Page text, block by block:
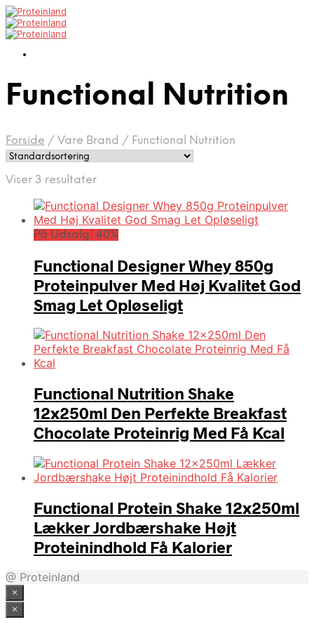
Functional Nutrition
Forside / Vare Brand / Functional Nutrition
Viser 3 resultater
På Udsalg! 40%
Functional Designer Whey 850g
Proteinpulver Med Høj Kvalitet God
Smag Let Opløseligt
Functional Nutrition Shake
12x250ml Den Perfekte Breakfast
Chocolate Proteinrig Med Få Kcal
Functional Protein Shake 12x250ml
Lækker Jordbærshake Højt
Proteinindhold Få Kalorier
@ Proteinland
×
×